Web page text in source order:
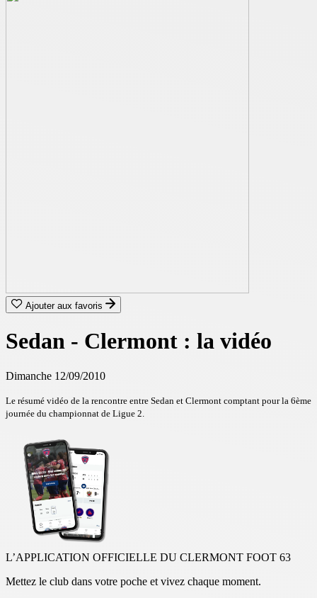
Ajouter aux favoris
Sedan - Clermont : la vidéo
Dimanche 12/09/2010
Le résumé vidéo de la rencontre entre Sedan et Clermont comptant pour la 6ème
journée du championnat de Ligue 2.
L’APPLICATION OFFICIELLE DU CLERMONT FOOT 63
Mettez le club dans votre poche et vivez chaque moment.